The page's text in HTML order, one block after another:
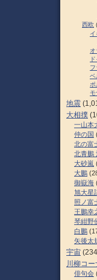
西欧
イ
フ
ベ
モ
地震
大相撲
一山本
仲の国
北の富
北青鵬
大砂嵐
大鵬
御嶽海
旭大星
照ノ富
王鵬幸
琴紺野
白鵬
矢後太
宇宙
川柳コー
俳句会